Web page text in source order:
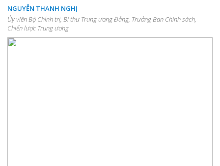
NGUYỄN THANH NGHỊ
Ủy viên Bộ Chính trị, Bí thư Trung ương Đảng, Trưởng Ban Chính sách,
Chiến lược Trung ương